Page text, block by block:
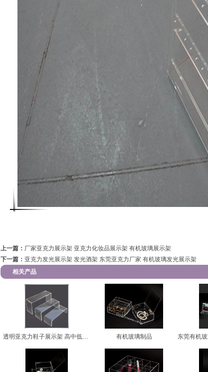
上一篇： 厂家亚克力展示架 亚克力化妆品展示架 有机玻璃展示架
下一篇： 亚克力发光展示架 发光酒架 东莞亚克力厂家 有机玻璃发光展示架
相关产品
透明亚克力鞋子展示架 高中低亚克 有机玻璃制品